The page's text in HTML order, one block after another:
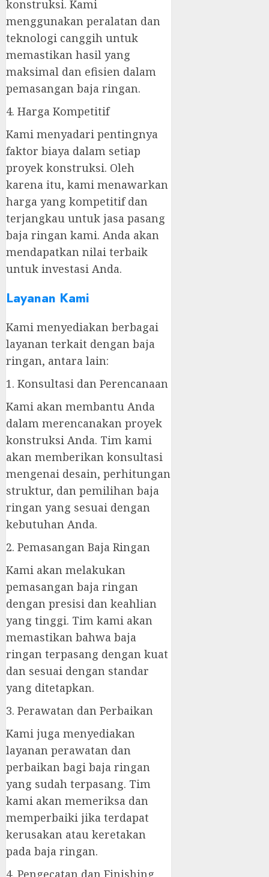
konstruksi. Kami
menggunakan peralatan dan
teknologi canggih untuk
memastikan hasil yang
maksimal dan efisien dalam
pemasangan baja ringan.
4. Harga Kompetitif
Kami menyadari pentingnya
faktor biaya dalam setiap
proyek konstruksi. Oleh
karena itu, kami menawarkan
harga yang kompetitif dan
terjangkau untuk jasa pasang
baja ringan kami. Anda akan
mendapatkan nilai terbaik
untuk investasi Anda.
Layanan Kami
Kami menyediakan berbagai
layanan terkait dengan baja
ringan, antara lain:
1. Konsultasi dan Perencanaan
Kami akan membantu Anda
dalam merencanakan proyek
konstruksi Anda. Tim kami
akan memberikan konsultasi
mengenai desain, perhitungan
struktur, dan pemilihan baja
ringan yang sesuai dengan
kebutuhan Anda.
2. Pemasangan Baja Ringan
Kami akan melakukan
pemasangan baja ringan
dengan presisi dan keahlian
yang tinggi. Tim kami akan
memastikan bahwa baja
ringan terpasang dengan kuat
dan sesuai dengan standar
yang ditetapkan.
3. Perawatan dan Perbaikan
Kami juga menyediakan
layanan perawatan dan
perbaikan bagi baja ringan
yang sudah terpasang. Tim
kami akan memeriksa dan
memperbaiki jika terdapat
kerusakan atau keretakan
pada baja ringan.
4. Pengecatan dan Finishing